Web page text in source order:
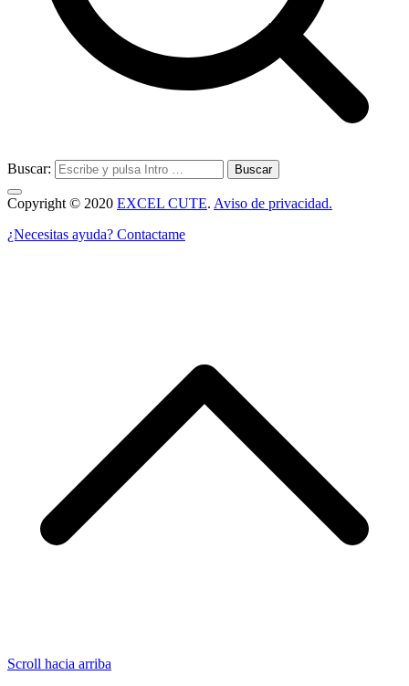
Buscar:
Copyright © 2020 EXCEL CUTE. Aviso de privacidad.
¿Necesitas ayuda? Contactame
Scroll hacia arriba